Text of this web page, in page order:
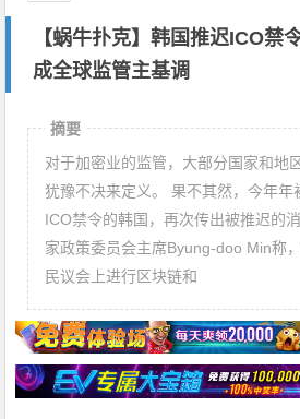
【蜗牛扑克】韩国推迟ICO禁
成全球监管主基调
摘要
对于加密业的监管，大部分国家和地
犹豫不决来定义。 果不其然，今年年
ICO禁令的韩国，再次传出被推迟的
家政策委员会主席Byung-doo Min称
民议会上进行区块链和